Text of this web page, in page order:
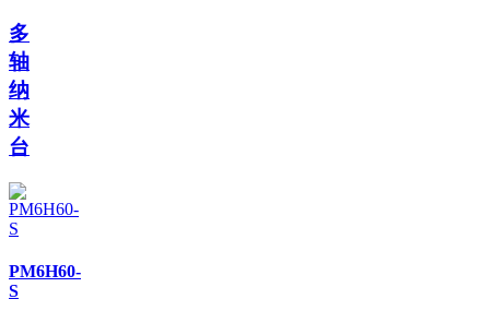
多
轴
纳
米
台
PM6H60-
S